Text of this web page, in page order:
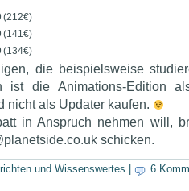
(212€)
(141€)
(134€)
die beispielsweise
ist die Animations-Edition
nicht als Updater kaufen.
in Anspruch nehmen will,
schicken.
und Wissenswertes 6